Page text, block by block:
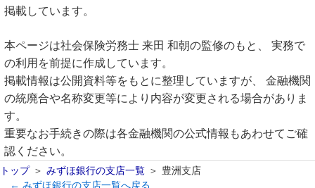
掲載しています。
本ページは社会保険労務士 来田 和朝の監修のもと、 実務で
の利用を前提に作成しています。
掲載情報は公開資料等をもとに整理していますが、 金融機関
の統廃合や名称変更等により内容が変更される場合がありま
す。
重要なお手続きの際は各金融機関の公式情報もあわせてご確
認ください。
トップ みずほ銀行の支店一覧
豊洲支店
← みずほ銀行の支店一覧へ戻る